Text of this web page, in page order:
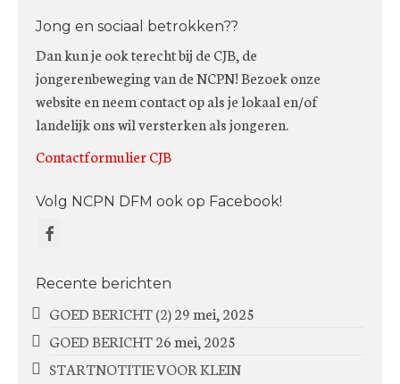
Jong en sociaal betrokken??
Dan kun je ook terecht bij de CJB, de
jongerenbeweging van de NCPN! Bezoek onze
website en neem contact op als je lokaal en/of
landelijk ons wil versterken als jongeren.
Contactformulier CJB
Volg NCPN DFM ook op Facebook!
Recente berichten
GOED BERICHT (2)29 mei, 2025
GOED BERICHT26 mei, 2025
STARTNOTITIE VOOR KLEIN